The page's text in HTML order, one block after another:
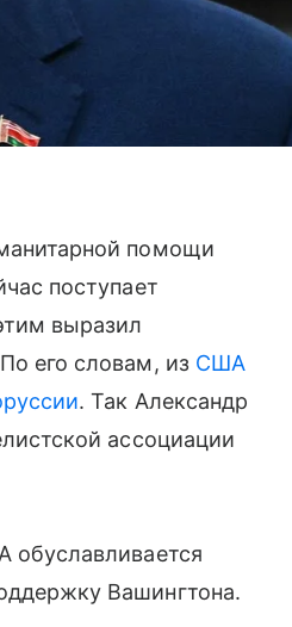
помощи
поступает
выразил
его словам, из США
. Так Александр
ассоциации
обуславливается
Вашингтона.